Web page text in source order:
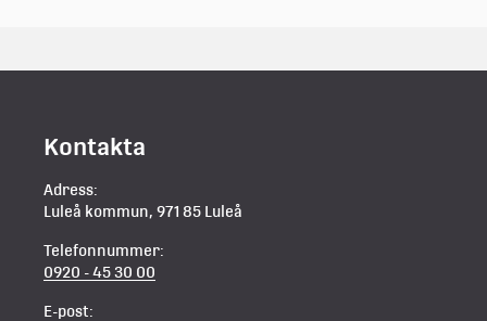
Kontakta
Adress:
Luleå kommun, 971 85 Luleå
Telefonnummer:
0920 - 45 30 00
E-post: